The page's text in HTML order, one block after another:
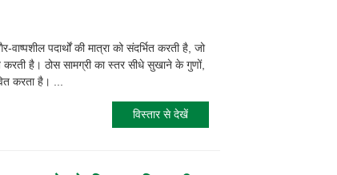
पदार्थों की मात्रा को संदर्भित करती है, जो
करती है। ठोस सामग्री का स्तर सीधे सुखाने के गुणों,
करता है। ...
विस्तार से देखें